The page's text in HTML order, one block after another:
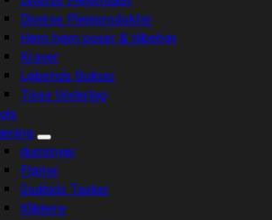
Diverse Plejeprodukter
Høm høm poser & tilbehør
Kraver
Løbetids Bukser
Tisse Underlag
dummyer
Fløjter
Godbids Tasker
Klikkere